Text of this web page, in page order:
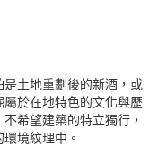
土地重劃後的新酒，或
於在地特色的文化與歷
希望建築的特立獨行，
境紋理中。